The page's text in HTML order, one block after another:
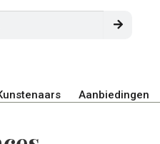
Aanbiedingen